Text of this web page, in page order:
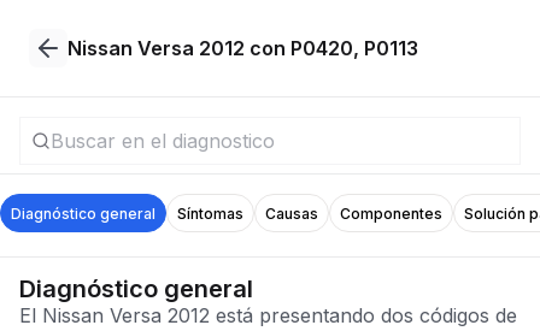
Nissan Versa 2012 con P0420, P0113
Diagnóstico general Síntomas Causas Componentes Solución
Diagnóstico general
El Nissan Versa 2012 está presentando dos códigos de